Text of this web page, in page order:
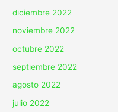
diciembre 2022
noviembre 2022
octubre 2022
septiembre 2022
agosto 2022
julio 2022